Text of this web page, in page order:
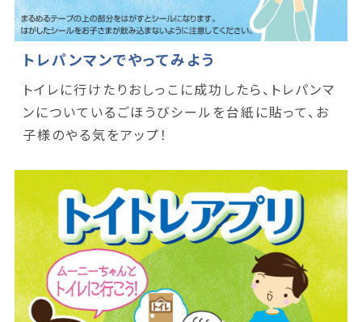
トレパンマンでやってみよう
トイレに行けたりおしっこに成功したら、トレパンマ
ンについているごほうびシールを台紙に貼って、お
子様のやる気をアップ！